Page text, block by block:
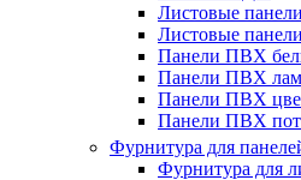
Листовые
Листовые
Панели ПВХ
Панели ПВХ
Панели ПВХ
Панели ПВХ
Фурнитура для
Фурнитура для